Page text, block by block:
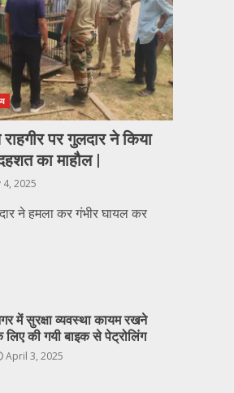
पर गुलदार ने किया
का माहौल |
4, 2025
ने हमला कर गंभीर घायल कर
में सुरक्षा व्यवस्था कायम रखने
लिए की गयी बाइक से पेट्रोलिंग
April 3, 2025